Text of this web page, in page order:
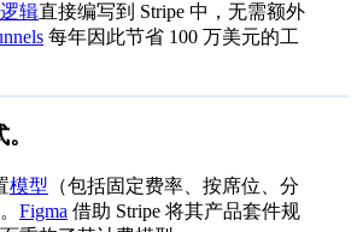
立即开始
辑直接编写到 Stripe 中，无需额外
每年因此节省 100 万美元的工
量付费
SGD 0.01
每单位
模型 （包括固定费率、按席位、分
Figma 借助 Stripe 将其产品套件规